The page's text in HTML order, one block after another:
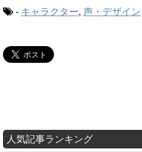
- キャラクター, 声・デザイン
人気記事ランキング